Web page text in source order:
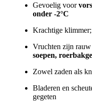
Gevoelig voor
onder -2°C
Krachtige
Vruchten zijn
soepen,
Zowel zaden als
Bladeren en
gegeten